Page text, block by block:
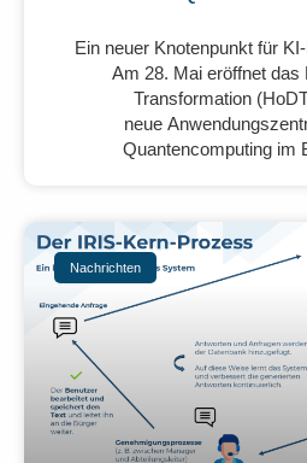
Ein neuer Knotenpunkt für
Am 28. Mai eröffnet das
Transformation
neue
Quantencomputing im
Nachrichten